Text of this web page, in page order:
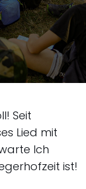
Seit
Lied mit
Ich
ist!